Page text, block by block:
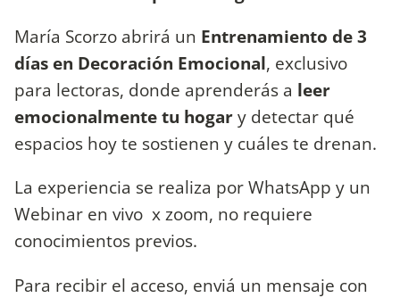
María Scorzo abrirá un Entrenamiento de 3
días en Decoración Emocional, exclusivo
para lectoras, donde aprenderás a leer
emocionalmente tu hogary detectar qué
espacios hoy te sostienen y cuáles te drenan.
La experiencia se realiza por WhatsApp y un
Webinar en vivo x zoom, no requiere
conocimientos previos.
Para recibir el acceso, enviá un mensaje con